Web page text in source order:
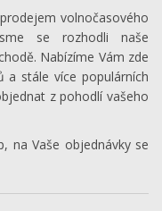
volnočasového
se rozhodli naše
Nabízíme Vám zde
stále více populárních
z pohodlí vašeho
na Vaše objednávky se